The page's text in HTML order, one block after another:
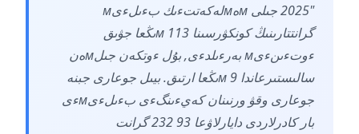
"2025 جىلى мەмلەكەتتءىك بءىلءىм
گرانتتارىنىڭ كونكۋرسىنا 113 мىڭعا جۋىق
ءوتءىنءىм بەرءىلدءى, بۇل ءوتكەن جىلмەن
سالىستىرعاندا 9 мىڭعا ارتىق. بيىل جوعارى جبنە
جوعارى وقۋ ورنىنان كەيءىنگءى بءىلءىмءى
بار كادرلاردى دايارلاۋعا 93 232 گرانت